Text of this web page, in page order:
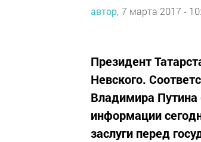
автор, 7 марта 2017 -
Президент
Невского.
Владимира Путина
информации
заслуги перед